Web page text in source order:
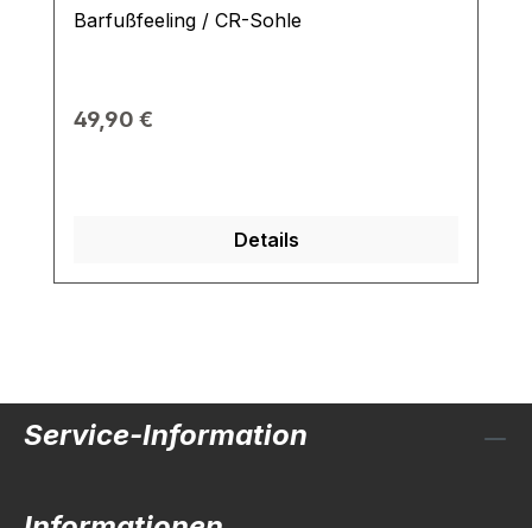
Barfußfeeling / CR-Sohle
49,90 €
Details
Service-Information